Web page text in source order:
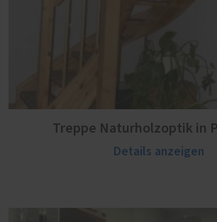
Treppe Naturholzoptik in
Details anzeigen